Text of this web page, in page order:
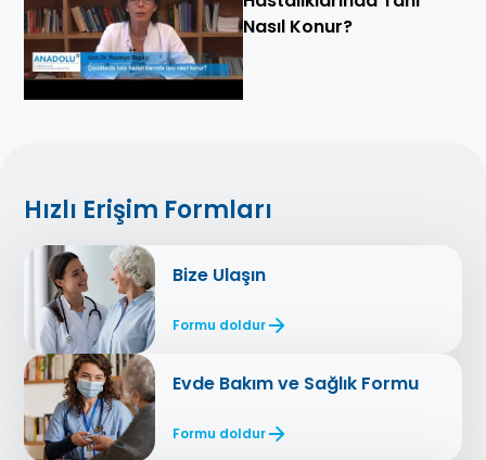
Nasıl Konur?
Hızlı Erişim Formları
Bize Ulaşın
Formu doldur
Evde Bakım ve Sağlık Formu
Formu doldur